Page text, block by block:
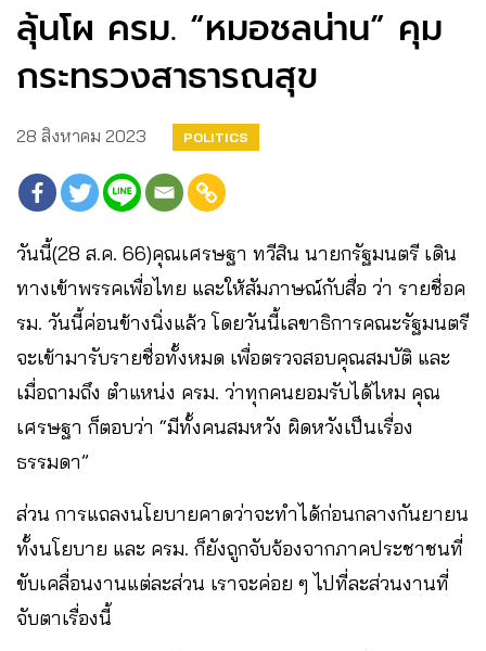
ลุ้นโผ ครม. “หมอชลน่าน” คุม
กระทรวงสาธารณสุข
28 สิงหาคม 2023 POLITICS
วันนี้(28 ส.ค. 66)คุณเศรษฐา ทวีสิน นายกรัฐมนตรี เดิน
ทางเข้าพรรคเพื่อไทย และให้สัมภาษณ์กับสื่อ ว่า รายชื่อค
รม. วันนี้ค่อนข้างนิ่งแล้ว โดยวันนี้เลขาธิการคณะรัฐมนตรี
จะเข้ามารับรายชื่อทั้งหมด เพื่อตรวจสอบคุณสมบัติ และ
เมื่อถามถึง ตำแหน่ง ครม. ว่าทุกคนยอมรับได้ไหม คุณ
เศรษฐา ก็ตอบว่า “มีทั้งคนสมหวัง ผิดหวังเป็นเรื่อง
ธรรมดา”
ส่วน การแถลงนโยบายคาดว่าจะทำได้ก่อนกลางกันยายน
ทั้งนโยบาย และ ครม. ก็ยังถูกจับจ้องจากภาคประชาชนที่
ขับเคลื่อนงานแต่ละส่วน เราจะค่อย ๆ ไปที่ละส่วนงานที่
จับตาเรื่องนี้